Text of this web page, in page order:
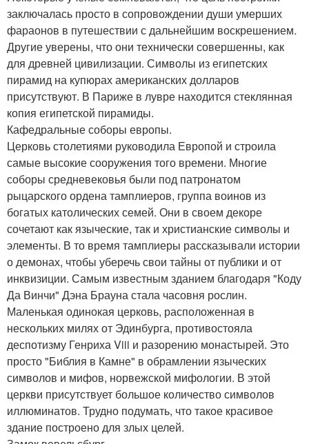
заключалась просто в сопровождении души умерших
фараонов в путешествии с дальнейшим воскрешением.
Другие уверены, что они технически совершенны, как
для древней цивилизации. Символы из египетских
пирамид на купюрах американских долларов
присутствуют. В Париже в лувре находится стеклянная
копия египетской пирамиды.
Кафедральные соборы европы.
Церковь столетиями руководила Европой и строила
самые высокие сооружения того времени. Многие
соборы средневековья были под патронатом
рыцарского ордена тамплиеров, группа воинов из
богатых католических семей. Они в своем декоре
сочетают как языческие, так и христианские символы и
элементы. В то время тамплиеры рассказывали истории
о демонах, чтобы уберечь свои тайны от публики и от
инквизиции. Самым известным зданием благодаря "Коду
Да Винчи" Дэна Брауна стала часовня рослин.
Маленькая одинокая церковь, расположенная в
нескольких милях от Эдинбурга, противостояла
деспотизму Генриха Viii и разорению монастырей. Это
просто "Библия в Камне" в обрамлении языческих
символов и мифов, норвежской мифологии. В этой
церкви присутствует большое количество символов
иллюминатов. Трудно подумать, что такое красивое
здание построено для злых целей.